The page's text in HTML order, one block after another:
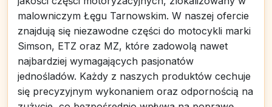
malowniczym Łęgu Tarnowskim. W naszej ofercie
znajdują się niezawodne części do motocykli marki
Simson, ETZ oraz MZ, które zadowolą nawet
najbardziej wymagających pasjonatów
jednośladów. Każdy z naszych produktów cechuje
się precyzyjnym wykonaniem oraz odpornością na